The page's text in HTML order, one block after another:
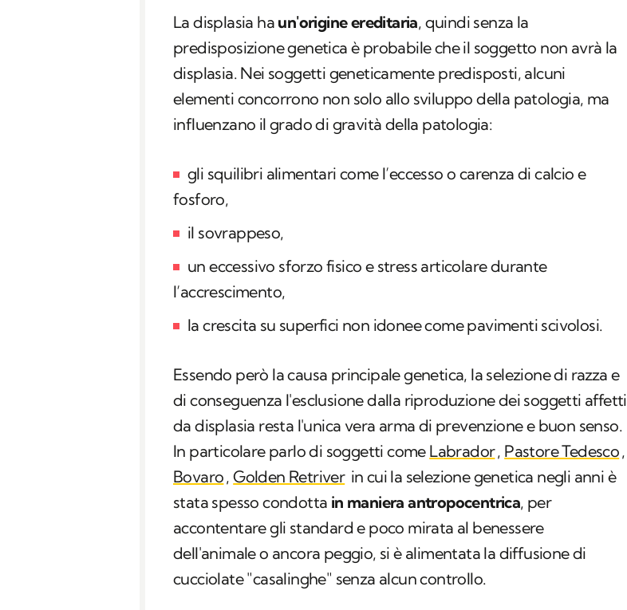
La displasia ha un'origine ereditaria, quindi senza la
predisposizione genetica è probabile che il soggetto non avrà la
displasia. Nei soggetti geneticamente predisposti, alcuni
elementi concorrono non solo allo sviluppo della patologia, ma
influenzano il grado di gravità della patologia:
gli squilibri alimentari come l’eccesso o carenza di calcio e
fosforo,
il sovrappeso,
un eccessivo sforzo fisico e stress articolare durante
l’accrescimento,
la crescita su superfici non idonee come pavimenti scivolosi.
Essendo però la causa principale genetica, la selezione di razza e
di conseguenza l'esclusione dalla riproduzione dei soggetti affetti
da displasia resta l'unica vera arma di prevenzione e buon senso.
In particolare parlo di soggetti come Labrador, Pastore Tedesco,
Bovaro,Golden Retriver in cui la selezione genetica negli anni è
stata spesso condotta in maniera antropocentrica, per
accontentare gli standard e poco mirata al benessere
dell'animale o ancora peggio, si è alimentata la diffusione di
cucciolate "casalinghe" senza alcun controllo.